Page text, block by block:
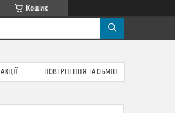
Кошик
АКЦІЇ ПОВЕРНЕННЯ ТА ОБМІН